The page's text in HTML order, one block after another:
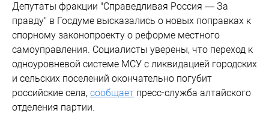
Депутаты фракции "Справедливая Россия — За
правду" в Госдуме высказались о новых поправках к
спорному законопроекту о реформе местного
самоуправления. Социалисты уверены, что переход к
одноуровневой системе МСУ с ликвидацией городских
и сельских поселений окончательно погубит
российские села, сообщает пресс-служба алтайского
отделения партии.